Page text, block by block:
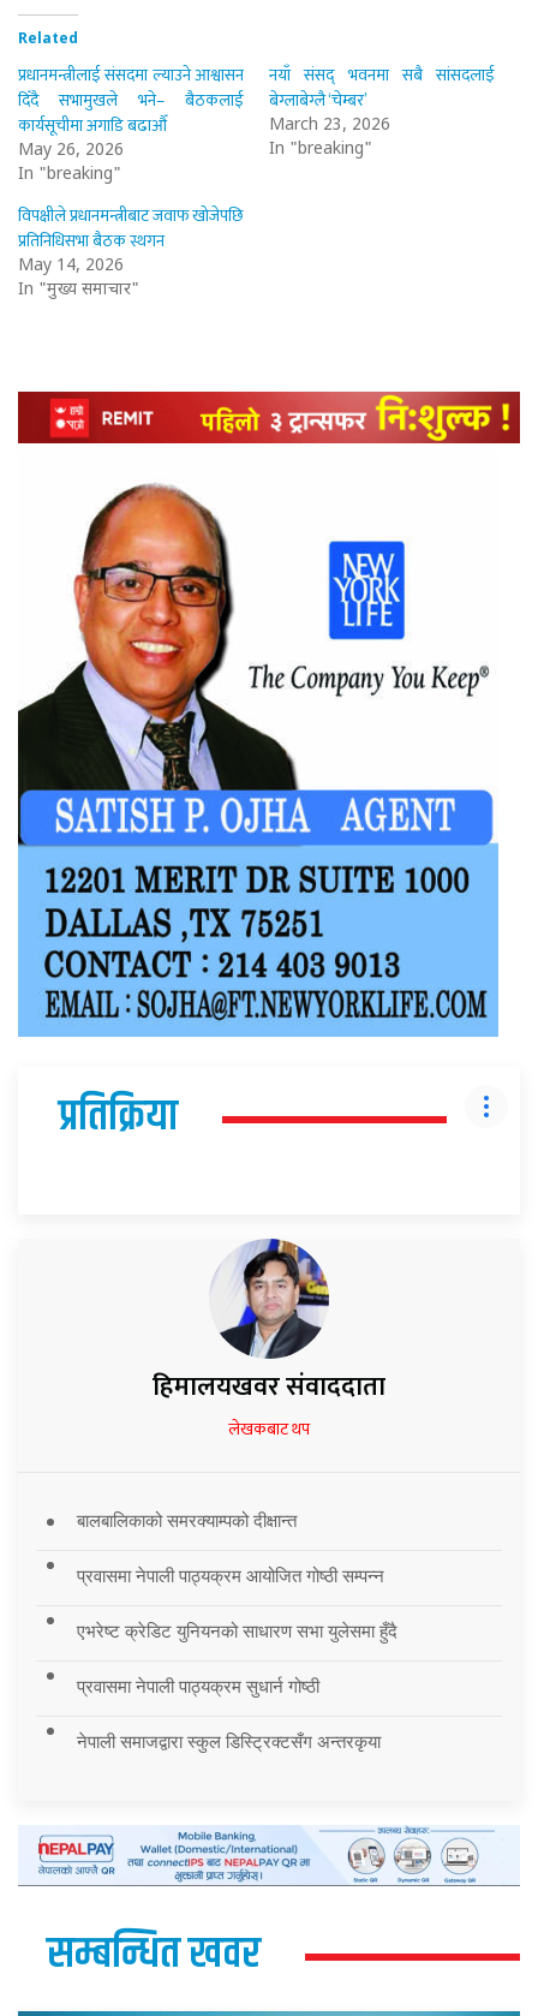
Related
प्रधानमन्त्रीलाई संसदमा ल्याउने आश्वासन
दिँदै सभामुखले भने– बैठकलाई
कार्यसूचीमा अगाडि बढाऔँ
May 26, 2026
In "breaking"
नयाँ संसद् भवनमा सबै सांसदलाई
बेग्लाबेग्लै ‘चेम्बर’
March 23, 2026
In "breaking"
विपक्षीले प्रधानमन्त्रीबाट जवाफ खोजेपछि
प्रतिनिधिसभा बैठक स्थगन
May 14, 2026
In "मुख्य समाचार"
प्रतिक्रिया
हिमालयखवर संवाददाता
लेखकबाट थप
बालबालिकाको समरक्याम्पको दीक्षान्त
प्रवासमा नेपाली पाठ्यक्रम आयोजित गोष्ठी सम्पन्न
एभरेष्ट क्रेडिट युनियनको साधारण सभा युलेसमा हुँदै
प्रवासमा नेपाली पाठ्यक्रम सुधार्न गोष्ठी
नेपाली समाजद्वारा स्कुल डिस्ट्रिक्टसँग अन्तरकृया
सम्बन्धित खवर